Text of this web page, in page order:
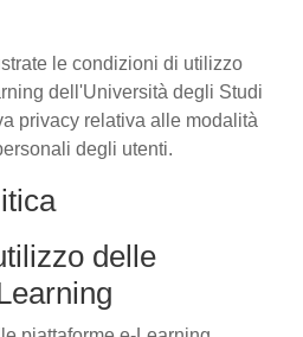
le condizioni di utilizzo
dell'Università degli Studi
privacy relativa alle modalità
degli utenti.
delle